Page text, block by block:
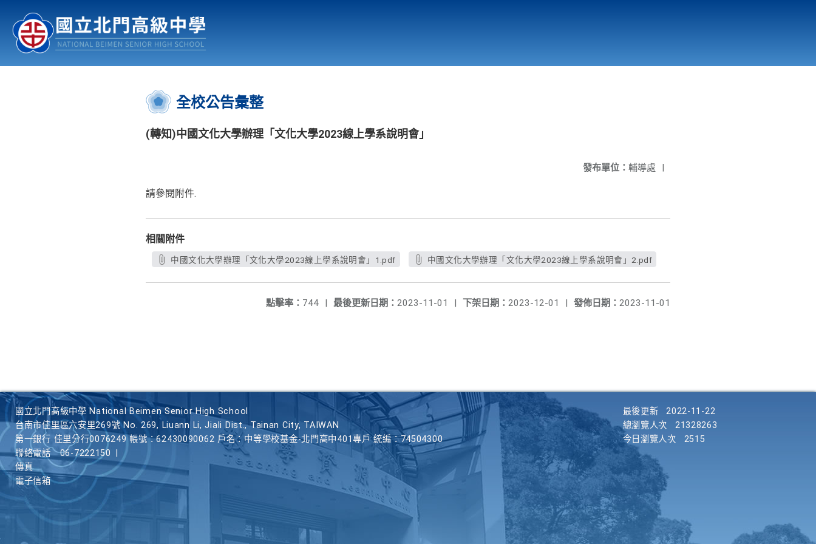
認識北中 行事曆
:::
全校公告彙整
(轉知)中國文化大學辦理「文化大學2023線上學系說明會」
發布單位： 輔導處 |
請參閱附件.
相關附件
中國文化大學辦理「文化大學2023線上學系說明會」1.pdf 中國文化大學辦理「文化大學2023線上學系說明會」2.pdf
發佈日期： 2023-11-01
下架日期： 2023-12-01 |
最後更新日期： 2023-11-01 |
點擊率： 744 |
國立北門高級中學 National Beimen Senior High School
台南市佳里區六安里269號 No. 269, Liuann Li, Jiali Dist., Tainan City, TAIWAN
第一銀行 佳里分行0076249 帳號：62430090062 戶名：中等學校基金-北門高中401專戶 統編：74504300
聯絡電話
06-7222150
傳真
電子信箱
最後更新
2022-11-22
總瀏覽人次
21328263
今日瀏覽人次
2515